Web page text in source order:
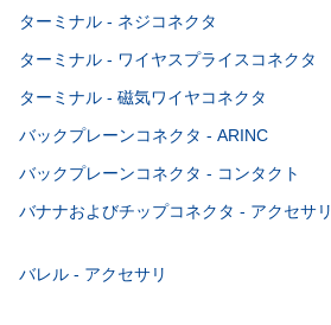
ターミナル - ネジコネクタ
ターミナル - ワイヤスプライスコネクタ
ターミナル - 磁気ワイヤコネクタ
バックプレーンコネクタ - ARINC
バックプレーンコネクタ - コンタクト
バナナおよびチップコネクタ - アクセサリ
バレル - アクセサリ